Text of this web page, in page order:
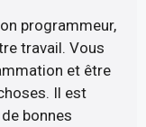
programmeur,
travail. Vous
et être
Il est
bonnes